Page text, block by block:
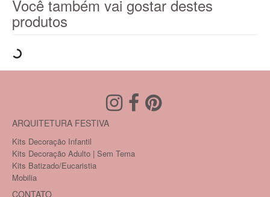
Você também vai gostar destes
produtos
ARQUITETURA FESTIVA
Kits Decoração Infantil
Kits Decoração Adulto | Sem Tema
Kits Batizado/Eucaristia
Mobilia
CONTATO